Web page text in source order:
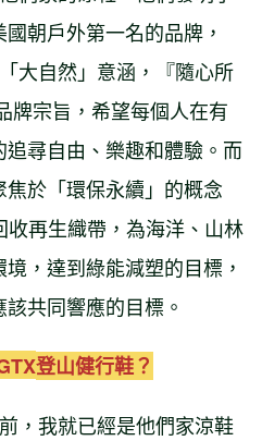
朝戶外第一名的品牌，
大自然」意涵，『隨心所
牌宗旨，希望每個人在有
尋自由、樂趣和體驗。而
於「環保永續」的概念
收再生織帶，為海洋、山林
，達到綠能減塑的目標，
共同響應的目標。
登山健行鞋？
，我就已經是他們家涼鞋